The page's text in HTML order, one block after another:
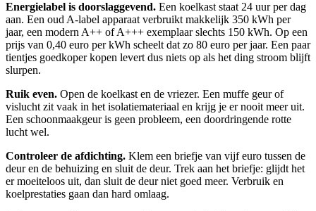
Energielabel is doorslaggevend. Een koelkast staat 24 uur per dag
aan. Een oud A-label apparaat verbruikt makkelijk 350 kWh per
jaar, een modern A++ of A+++ exemplaar slechts 150 kWh. Op een
prijs van 0,40 euro per kWh scheelt dat zo 80 euro per jaar. Een paar
tientjes goedkoper kopen levert dus niets op als het ding stroom blijft
slurpen.
Ruik even. Open de koelkast en de vriezer. Een muffe geur of
vislucht zit vaak in het isolatiemateriaal en krijg je er nooit meer uit.
Een schoonmaakgeur is geen probleem, een doordringende rotte
lucht wel.
Controleer de afdichting. Klem een briefje van vijf euro tussen de
deur en de behuizing en sluit de deur. Trek aan het briefje: glijdt het
er moeiteloos uit, dan sluit de deur niet goed meer. Verbruik en
koelprestaties gaan dan hard omlaag.